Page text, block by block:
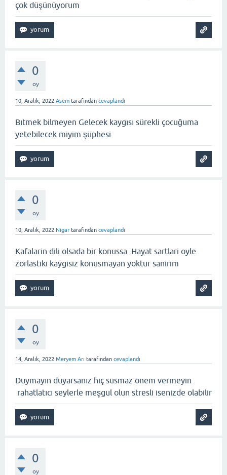
çok düşünüyorum
0
oy
10, Aralık, 2022 Asem tarafından cevaplandı
Bıtmek bilmeyen Gelecek kaygısı sürekli çocuğuma
yetebilecek miyim şüphesi
0
oy
10, Aralık, 2022 Nigar tarafından cevaplandı
Kafalarin dili olsada bir konussa .Hayat sartlari oyle
zorlastiki kaygisiz konusmayan yoktur sanirim
0
oy
14, Aralık, 2022 Meryem Arı tarafından cevaplandı
Duymayın duyarsanız hiç susmaz önem vermeyin
rahatlatıcı seylerle meşgul olun stresli isenizde olabilir
0
oy